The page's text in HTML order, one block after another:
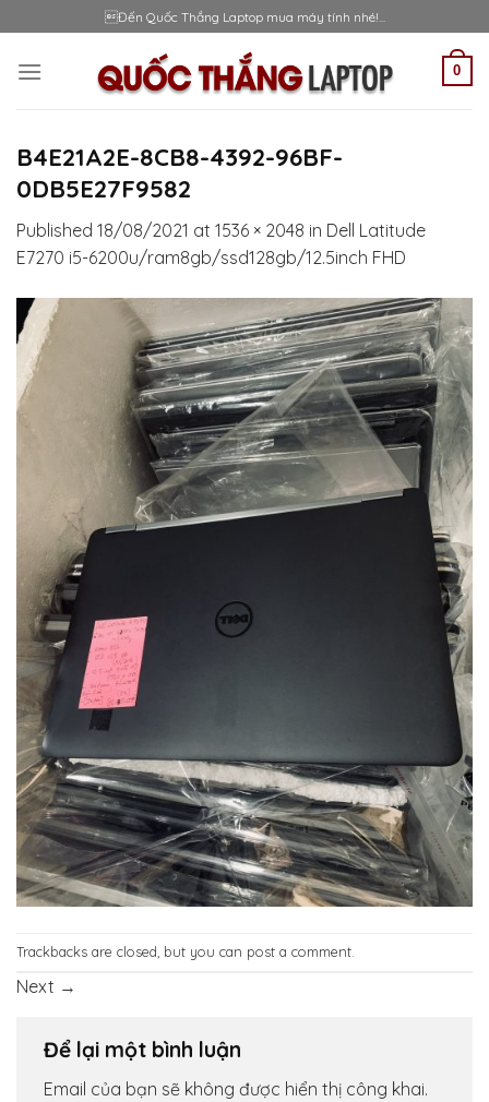
to
content
Đến Quốc Thắng Laptop mua máy tính nhé!...
0
B4E21A2E-8CB8-4392-96BF-
0DB5E27F9582
Published 18/08/2021 at 1536 × 2048 in Dell Latitude
E7270 i5-6200u/ram8gb/ssd128gb/12.5inch FHD
Trackbacks are closed, but you can post a comment
Next →
Để lại một bình luận
Email của bạn sẽ không được hiển thị công khai.